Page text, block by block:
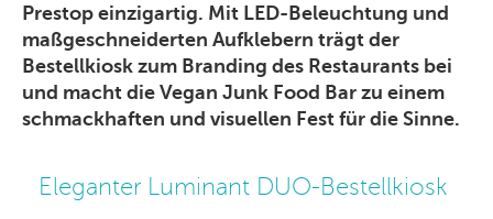
Prestop einzigartig. Mit LED-Beleuchtung und
maßgeschneiderten Aufklebern trägt der
Bestellkiosk zum Branding des Restaurants bei
und macht die Vegan Junk Food Bar zu einem
schmackhaften und visuellen Fest für die Sinne.
Eleganter Luminant DUO-Bestellkiosk